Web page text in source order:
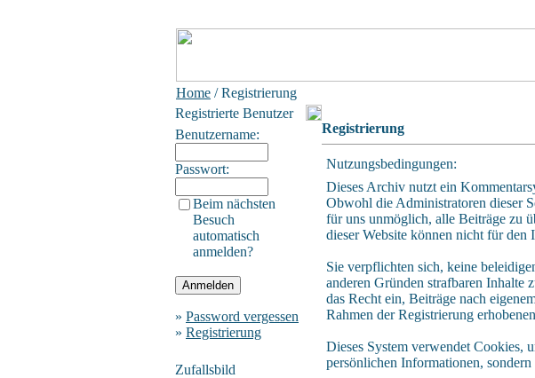
Home / Registrierung
Registrierte Benutzer
Benutzername:
Passwort:
Beim nächsten
Besuch
automatisch
anmelden?
» Password vergessen
» Registrierung
Zufallsbild
Registrierung
Nutzungsbedingungen:
Dieses Archiv nutzt ein
Obwohl die Administratoren dieser
für uns unmöglich, alle Beiträge zu
dieser Website können nicht für den
Sie verpflichten sich, keine
anderen Gründen strafbaren Inhalte
das Recht ein, Beiträge nach
Rahmen der Registrierung
Dieses System verwendet Cookies,
persönlichen Informationen,